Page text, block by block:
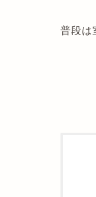
普段は